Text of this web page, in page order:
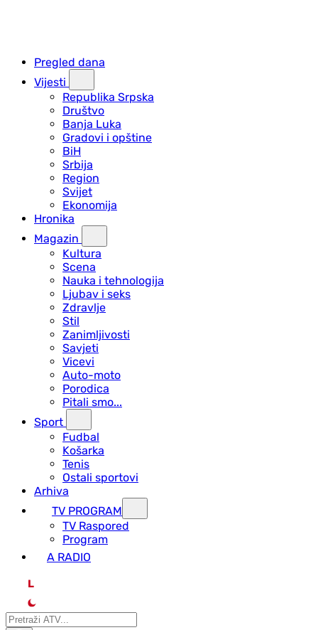
Pregled dana
Vijesti
Republika Srpska
Društvo
Banja Luka
Gradovi i opštine
BiH
Srbija
Region
Svijet
Ekonomija
Hronika
Magazin
Kultura
Scena
Nauka i tehnologija
Ljubav i seks
Zdravlje
Stil
Zanimljivosti
Savjeti
Vicevi
Auto-moto
Porodica
Pitali smo...
Sport
Fudbal
Košarka
Tenis
Ostali sportovi
Arhiva
TV PROGRAM
ТV Raspored
Program
A RADIO
L